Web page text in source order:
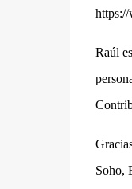
Raúl
Soho,